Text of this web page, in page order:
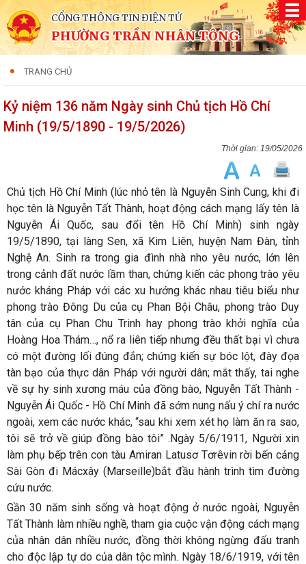
CỔNG THÔNG TIN ĐIỆN TỬ
PHƯỜNG TRẦN NHÂN TÔNG
TRANG CHỦ
Kỷ niệm 136 năm Ngày sinh Chủ tịch Hồ Chí
Minh (19/5/1890 - 19/5/2026)
19/05/2026
Chủ tịch Hồ Chí Minh (lúc nhỏ tên là Nguyễn Sinh Cung, khi đi
học tên là Nguyễn Tất Thành, hoạt động cách mạng lấy tên là
Nguyễn Ái Quốc, sau đổi tên Hồ Chí Minh) sinh ngày
19/5/1890, tại làng Sen, xã Kim Liên, huyện Nam Đàn, tỉnh
Nghệ An. Sinh ra trong gia đình nhà nho yêu nước, lớn lên
trong cảnh đất nước lầm than, chứng kiến các phong trào yêu
nước kháng Pháp với các xu hướng khác nhau tiêu biểu như
phong trào Đông Du của cụ Phan Bội Châu, phong trào Duy
tân của cụ Phan Chu Trinh hay phong trào khởi nghĩa của
Hoàng Hoa Thám…, nổ ra liên tiếp nhưng đều thất bại vì chưa
có một đường lối đúng đắn; chứng kiến sự bóc lột, đày đọa
tàn bạo của thực dân Pháp với người dân; mắt thấy, tai nghe
về sự hy sinh xương máu của đồng bào, Nguyễn Tất Thành -
Nguyễn Ái Quốc - Hồ Chí Minh đã sớm nung nấu ý chí ra nước
ngoài, xem các nước khác, “sau khi xem xét họ làm ăn ra sao,
tôi sẽ trở về giúp đồng bào tôi” .Ngày 5/6/1911, Người xin
làm phụ bếp trên con tàu Amiran Latusơ Tơrêvin rời bến cảng
Sài Gòn đi Mácxây (Marseille)bắt đầu hành trình tìm đường
cứu nước.
Gần 30 năm sinh sống và hoạt động ở nước ngoài, Nguyễn
Tất Thành làm nhiều nghề, tham gia cuộc vận động cách mạng
của nhân dân nhiều nước, đồng thời không ngừng đấu tranh
cho độc lập tự do của dân tộc mình. Ngày 18/6/1919, với tên